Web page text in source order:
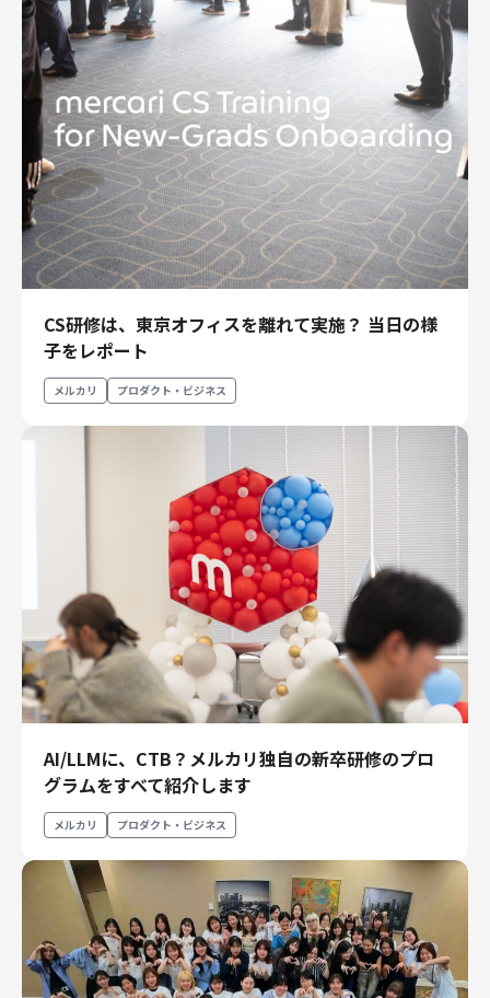
CS研修は、東京オフィスを離れて実施？ 当日の様
子をレポート
メルカリ プロダクト・ビジネス
AI/LLMに、CTB？メルカリ独自の新卒研修のプロ
グラムをすべて紹介します
メルカリ プロダクト・ビジネス